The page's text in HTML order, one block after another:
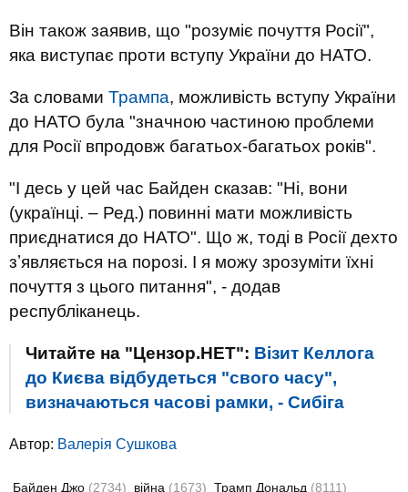
Він також заявив, що "розуміє почуття Росії",
яка виступає проти вступу України до НАТО.
За словами Трампа, можливість вступу України
до НАТО була "значною частиною проблеми
для Росії впродовж багатьох-багатьох років".
"І десь у цей час Байден сказав: "Ні, вони
(українці. – Ред.) повинні мати можливість
приєднатися до НАТО". Що ж, тоді в Росії дехто
зʼявляється на порозі. І я можу зрозуміти їхні
почуття з цього питання", - додав
республіканець.
Читайте на "Цензор.НЕТ": Візит Келлога
до Києва відбудеться "свого часу",
визначаються часові рамки, - Сибіга
Автор: Валерiя Сушкова
Байден Джо (2734) війна (1673) Трамп Дональд (8111)